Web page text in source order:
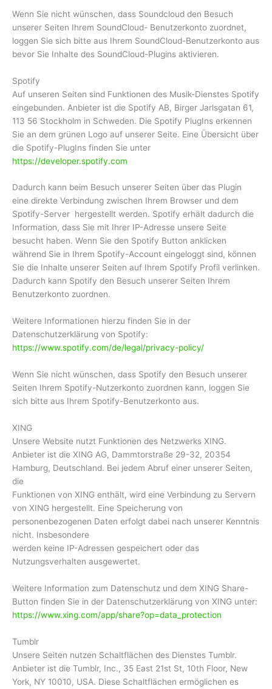
Wenn Sie nicht wünschen, dass Soundcloud den Besuch
unserer Seiten Ihrem SoundCloud- Benutzerkonto zuordnet,
loggen Sie sich bitte aus Ihrem SoundCloud-Benutzerkonto aus
bevor Sie Inhalte des SoundCloud-Plugins aktivieren.
Spotify
Auf unseren Seiten sind Funktionen des Musik-Dienstes Spotify
eingebunden. Anbieter ist die Spotify AB, Birger Jarlsgatan 61,
113 56 Stockholm in Schweden. Die Spotify PlugIns erkennen
Sie an dem grünen Logo auf unserer Seite. Eine Übersicht über
die Spotify-PlugIns finden Sie unter
https://developer.spotify.com
Dadurch kann beim Besuch unserer Seiten über das Plugin
eine direkte Verbindung zwischen Ihrem Browser und dem
Spotify-Server hergestellt werden. Spotify erhält dadurch die
Information, dass Sie mit Ihrer IP-Adresse unsere Seite
besucht haben. Wenn Sie den Spotify Button anklicken
während Sie in Ihrem Spotify-Account eingeloggt sind, können
Sie die Inhalte unserer Seiten auf Ihrem Spotify Profil verlinken.
Dadurch kann Spotify den Besuch unserer Seiten Ihrem
Benutzerkonto zuordnen.
Weitere Informationen hierzu finden Sie in der
Datenschutzerklärung von Spotify:
https://www.spotify.com/de/legal/privacy-policy/
Wenn Sie nicht wünschen, dass Spotify den Besuch unserer
Seiten Ihrem Spotify-Nutzerkonto zuordnen kann, loggen Sie
sich bitte aus Ihrem Spotify-Benutzerkonto aus.
XING
Unsere Website nutzt Funktionen des Netzwerks XING.
Anbieter ist die XING AG, Dammtorstraße 29-32, 20354
Hamburg, Deutschland. Bei jedem Abruf einer unserer Seiten,
die
Funktionen von XING enthält, wird eine Verbindung zu Servern
von XING hergestellt. Eine Speicherung von
personenbezogenen Daten erfolgt dabei nach unserer Kenntnis
nicht. Insbesondere
werden keine IP-Adressen gespeichert oder das
Nutzungsverhalten ausgewertet.
Weitere Information zum Datenschutz und dem XING Share-
Button finden Sie in der Datenschutzerklärung von XING unter:
https://www.xing.com/app/share?op=data_protection
Tumblr
Unsere Seiten nutzen Schaltflächen des Dienstes Tumblr.
Anbieter ist die Tumblr, Inc., 35 East 21st St, 10th Floor, New
York, NY 10010, USA. Diese Schaltflächen ermöglichen es